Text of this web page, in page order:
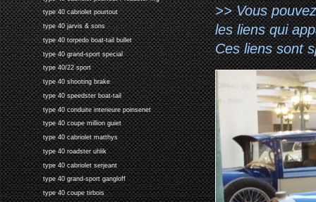
type 40 cabriolet pourtout
type 40 jarvis & sons
type 40 torpedo boat-tail bullet
type 40 grand-sport special
type 40/22 sport
type 40 shooting brake
type 40 speedster boat-tail
type 40 conduite interieure poinsenet
type 40 coupe million guiet
type 40 cabriolet matthys
type 40 roadster uhlik
type 40 cabriolet serjeant
type 40 grand-sport gangloff
type 40 coupe tirbois
>> Vous
les liens qui
Ces liens sont